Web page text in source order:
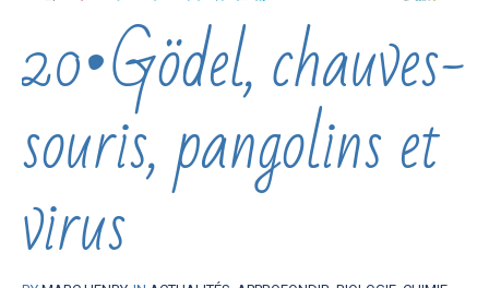
20•Gödel, chauves-
souris, pangolins et
virus